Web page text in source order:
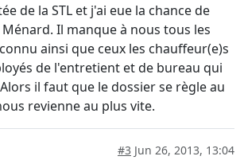
de la STL et j'ai eue la chance de
Il manque à nous tous les
ainsi que ceux les chauffeur(e)s
de l'entretient et de bureau qui
il faut que le dossier se règle au
revienne au plus vite.
#3 Jun 26, 2013, 13:04